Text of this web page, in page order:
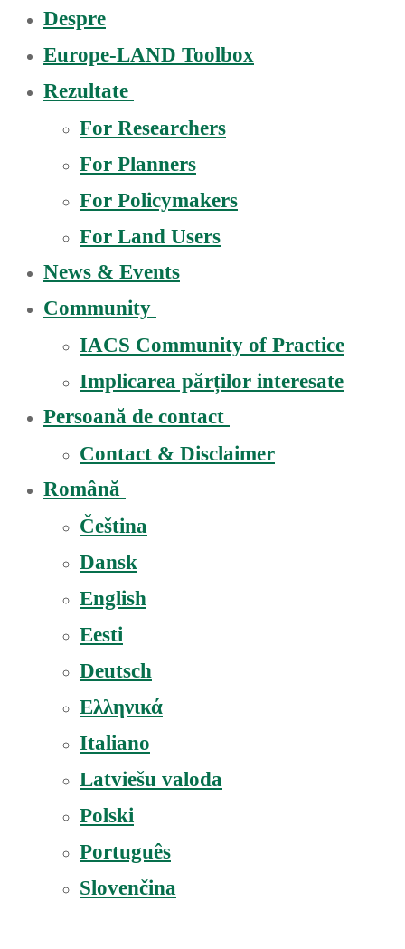
Despre
Europe-LAND Toolbox
Rezultate
For Researchers
For Planners
For Policymakers
For Land Users
News & Events
Community
IACS Community of Practice
Implicarea părților interesate
Persoană de contact
Contact & Disclaimer
Română
Čeština
Dansk
English
Eesti
Deutsch
Ελληνικά
Italiano
Latviešu valoda
Polski
Português
Slovenčina